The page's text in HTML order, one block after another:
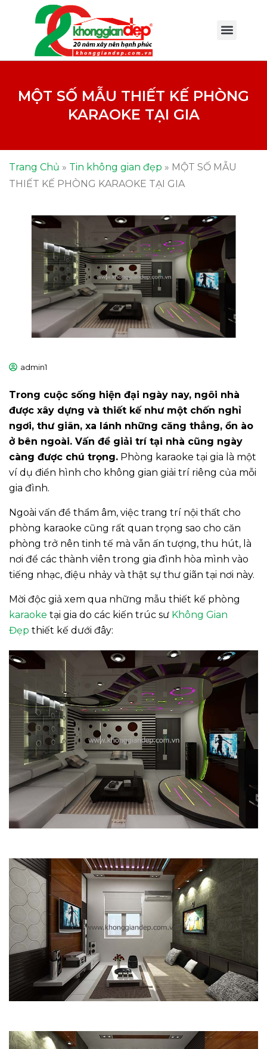
MỘT SỐ MẪU THIẾT KẾ PHÒNG
KARAOKE TẠI GIA
Trang Chủ » Tin không gian đẹp » MỘT SỐ MẪU
THIẾT KẾ PHÒNG KARAOKE TẠI GIA
admin1
Trong cuộc sống hiện đại ngày nay, ngôi nhà
được xây dựng và thiết kế như một chốn nghỉ
ngơi, thư giãn, xa lánh những căng thẳng, ồn ào
ở bên ngoài. Vấn đề giải trí tại nhà cũng ngày
càng được chú trọng. Phòng karaoke tại gia là một
ví dụ điển hình cho không gian giải trí riêng của mỗi
gia đình.
Ngoài vấn đề thẩm âm, việc trang trí nội thất cho
phòng karaoke cũng rất quan trọng sao cho căn
phòng trở nên tinh tế mà vẫn ấn tượng, thu hút, là
nơi để các thành viên trong gia đình hòa mình vào
tiếng nhạc, điệu nhảy và thật sự thư giãn tại nơi này.
Mời độc giả xem qua những mẫu thiết kế phòng
karaoke tại gia do các kiến trúc sư Không Gian
Đẹp thiết kế dưới đây: